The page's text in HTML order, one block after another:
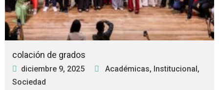
colación de grados
diciembre 9, 2025 Académicas, Institucional ,
Sociedad